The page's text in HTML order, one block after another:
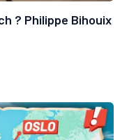
? Philippe Bihouix